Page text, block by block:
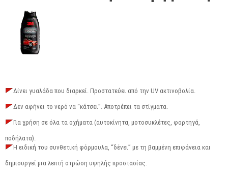
Δίνει γυαλάδα που διαρκεί. Προστατεύει από την UV ακτινοβολία.
Δεν αφήνει το νερό να “κάτσει”. Αποτρέπει τα στίγματα.
Για χρήση σε όλα τα οχήματα (αυτοκίνητα, μοτοσυκλέτες, φορτηγά,
ποδήλατα).
Η ειδική του συνθετική φόρμουλα, “δένει” με τη βαμμένη επιφάνεια και
δημιουργεί μια λεπτή στρώση υψηλής προστασίας.